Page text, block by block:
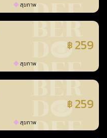
สุขภาพ
฿ 259
สุขภาพ
฿ 259
สุขภาพ